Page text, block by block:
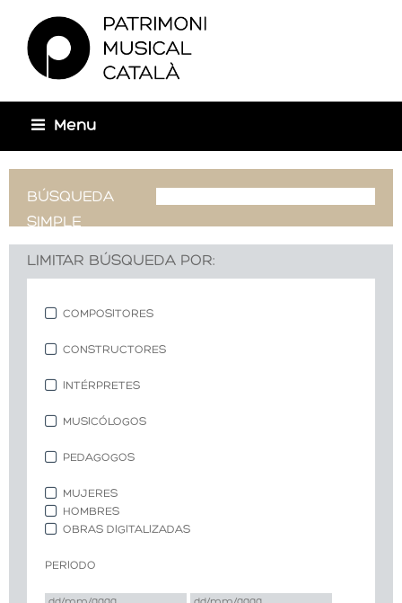
Menu
Usted está aquí
BÚSQUEDA
SIMPLE
LIMITAR BÚSQUEDA POR:
COMPOSITORES
CONSTRUCTORES
INTÉRPRETES
MUSICÓLOGOS
PEDAGOGOS
MUJERES
HOMBRES
OBRAS DIGITALIZADAS
PERIODO